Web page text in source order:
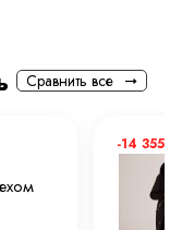
Сравнить все
-14 355